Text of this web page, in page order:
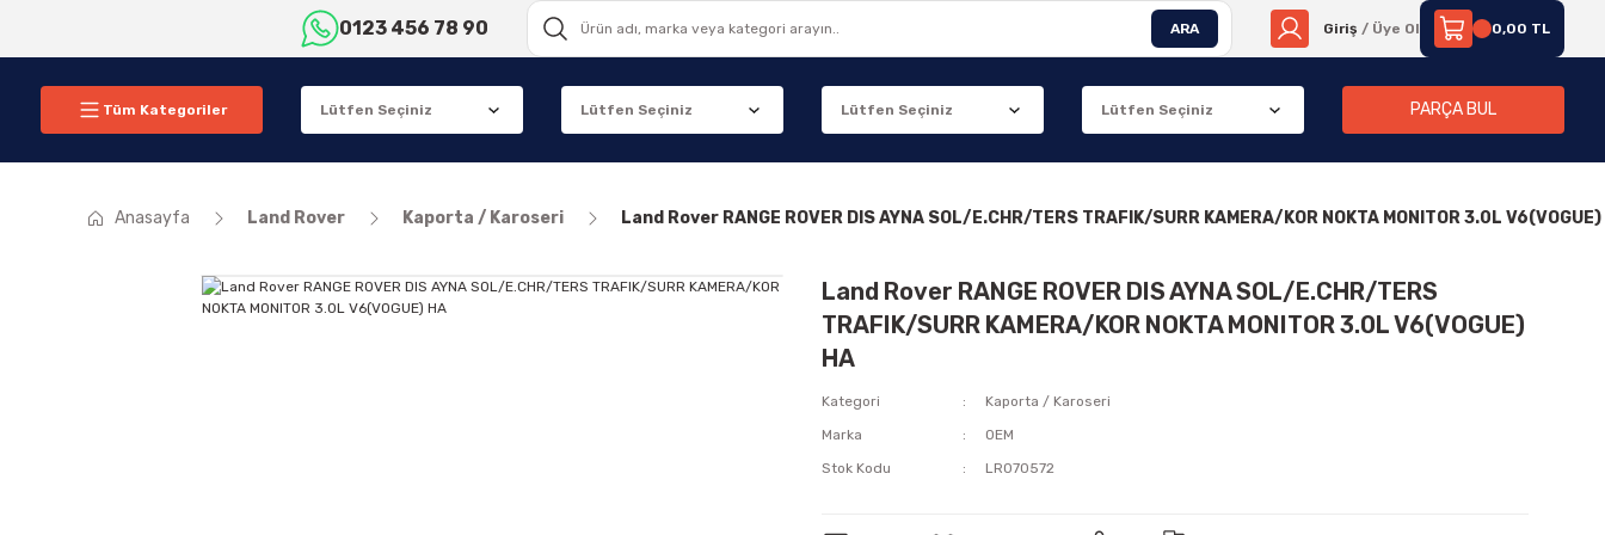
0123 456 78 90 ARA Giriş / Üye Ol 0,00 TL
Tüm Kategoriler PARÇA BUL
Anasayfa Land Rover Kaporta / Karoseri Land Rover RANGE ROVER DIS AYNA SOL/E.CHR/TERS TRAFIK/SURR KAMERA/KOR NOKTA MONITOR 3.0L V6(VOGUE)
Land Rover RANGE ROVER DIS AYNA SOL/E.CHR/TERS
TRAFIK/SURR KAMERA/KOR NOKTA MONITOR 3.0L V6(VOGUE)
HA
Kategori
Kaporta / Karoseri
Marka
OEM
Stok Kodu
LR070572